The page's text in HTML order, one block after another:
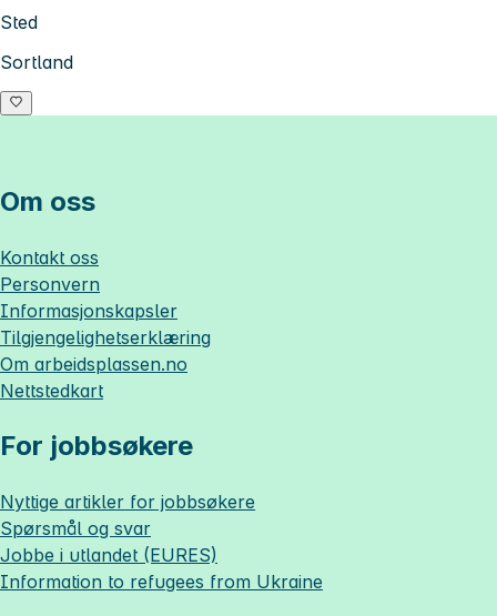
Sted
Sortland
Om oss
Kontakt oss
Personvern
Informasjonskapsler
Tilgjengelighetserklæring
Om arbeidsplassen.no
Nettstedkart
For jobbsøkere
Nyttige artikler for jobbsøkere
Spørsmål og svar
Jobbe i utlandet (EURES)
Information to refugees from Ukraine